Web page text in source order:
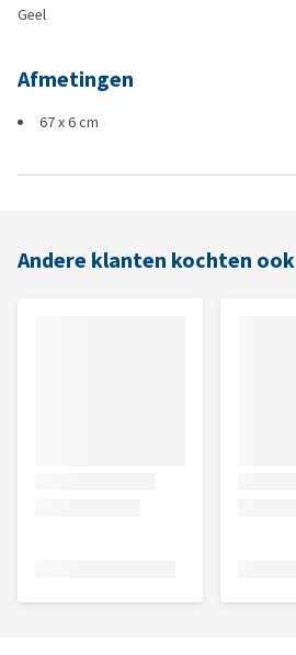
Geel
Afmetingen
67 x 6 cm
Andere klanten kochten ook